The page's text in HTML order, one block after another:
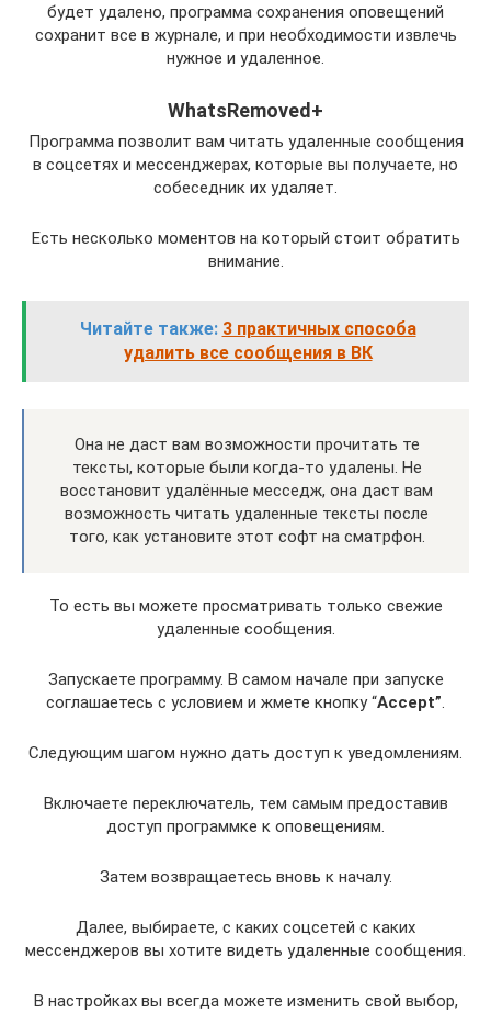
будет удалено, программа сохранения оповещений
сохранит все в журнале, и при необходимости извлечь
нужное и удаленное.
WhatsRemoved+
Программа позволит вам читать удаленные сообщения
в соцсетях и мессенджерах, которые вы получаете, но
собеседник их удаляет.
Есть несколько моментов на который стоит обратить
внимание.
Читайте также: 3 практичных способа
удалить все сообщения в ВК
Она не даст вам возможности прочитать те
тексты, которые были когда-то удалены. Не
восстановит удалённые месседж, она даст вам
возможность читать удаленные тексты после
того, как установите этот софт на сматрфон.
То есть вы можете просматривать только свежие
удаленные сообщения.
Запускаете программу. В самом начале при запуске
соглашаетесь с условием и жмете кнопку “Accept”.
Следующим шагом нужно дать доступ к уведомлениям.
Включаете переключатель, тем самым предоставив
доступ программке к оповещениям.
Затем возвращаетесь вновь к началу.
Далее, выбираете, с каких соцсетей с каких
мессенджеров вы хотите видеть удаленные сообщения.
В настройках вы всегда можете изменить свой выбор,